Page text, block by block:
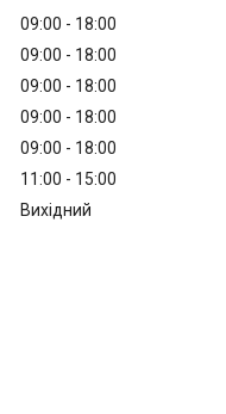
09:00
18:00
09:00
18:00
09:00
18:00
09:00
18:00
09:00
18:00
11:00
15:00
Вихідний